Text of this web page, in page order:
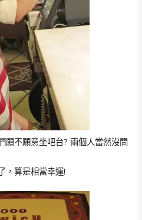
願不願意坐吧台? 兩個人當然沒問
，算是相當幸運!